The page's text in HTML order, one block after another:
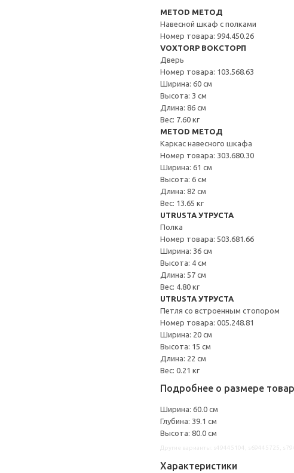
METOD МЕТОД
Навесной шкаф с полками
Номер товара: 994.450.26
VOXTORP ВОКСТОРП
Дверь
Номер товара: 103.568.63
Ширина: 60 см
Высота: 3 см
Длина: 86 см
Вес: 7.60 кг
METOD МЕТОД
Каркас навесного шкафа
Номер товара: 303.680.30
Ширина: 61 см
Высота: 6 см
Длина: 82 см
Вес: 13.65 кг
UTRUSTA УТРУСТА
Полка
Номер товара: 503.681.66
Ширина: 36 см
Высота: 4 см
Длина: 57 см
Вес: 4.80 кг
UTRUSTA УТРУСТА
Петля со встроенным стопором
Номер товара: 005.248.81
Ширина: 20 см
Высота: 15 см
Длина: 22 см
Вес: 0.21 кг
Подробнее о размере
Ширина: 60.0 см
Глубина: 39.1 см
Высота: 80.0 см
Характеристики